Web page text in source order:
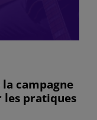
campagne
les pratiques